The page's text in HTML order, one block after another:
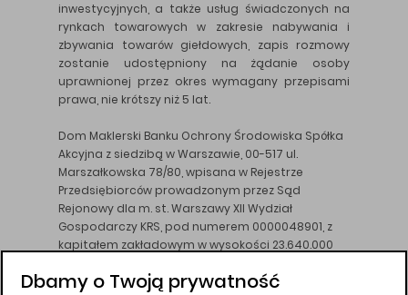
inwestycyjnych, a także usług świadczonych na
rynkach towarowych w zakresie nabywania i
zbywania towarów giełdowych, zapis rozmowy
zostanie udostępniony na żądanie osoby
uprawnionej przez okres wymagany przepisami
prawa, nie krótszy niż 5 lat.
Dom Maklerski Banku Ochrony Środowiska Spółka
Akcyjna z siedzibą w Warszawie, 00-517 ul.
Marszałkowska 78/80, wpisana w Rejestrze
Przedsiębiorców prowadzonym przez Sąd
Rejonowy dla m. st. Warszawy XII Wydział
Gospodarczy KRS, pod numerem 0000048901, z
kapitałem zakładowym w wysokości 23.640.000
DM BOŚ działa na podstawie zezwolenia KNF z dnia
Dbamy o Twoją prywatność